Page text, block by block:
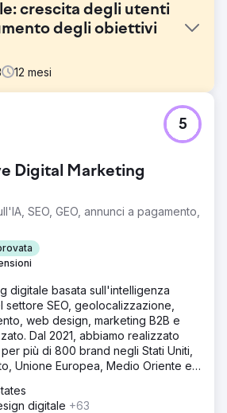
crescita degli utenti
degli obiettivi
12 mesi
bisogno di raddoppiare la propria
le conversioni in un mercato
la propria presenza digitale per
clienti in modo più efficace
digitale con particolare
dell'esperienza utente e al
il sito web e utilizzato l'analisi
le campagne, con l'obiettivo
utenti e i tassi di conversione.
del 108% a 56.000, il
obiettivi è aumentato del 209% a
è aumentato del 46% al
digitali strategici hanno
significativo la performance di
Digital Marketing
SEO, GEO, annunci a pagamento,
5
digitale basata sull'intelligenza
SEO, geolocalizzazione,
web design, marketing B2B e
Dal 2021, abbiamo realizzato
più di 800 brand negli Stati Uniti,
Unione Europea, Medio Oriente e
digitale +63